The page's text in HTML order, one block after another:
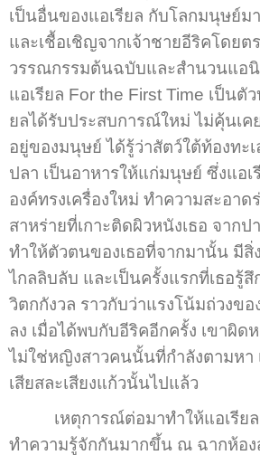
เป็นอื่นของแอเรียล กับโลกมนุษย์ม
และเชื้อเชิญจากเจ้าชายอีริคโดยต
วรรณกรรมต้นฉบับและสำนวนแอนิ
แอเรียล For the First Time เป็นตั
ยลได้รับประสบการณ์ใหม่ ไม่คุ้นเค
อยู่ของมนุษย์ ได้รู้ว่าสัตว์ใต้ท้องทะเ
ปลา เป็นอาหารให้แก่มนุษย์ ซึ่งแอเ
องค์ทรงเครื่องใหม่ ทำความสะอาด
สาหร่ายที่เกาะติดผิวหนังเธอ จากป
ทำให้ตัวตนของเธอที่จากมานั้น มีสิ่
ไกลลิบลับ และเป็นครั้งแรกที่เธอรู้
วิตกกังวล ราวกับว่าแรงโน้มถ่วงขอ
ลง เมื่อได้พบกับอีริคอีกครั้ง เขาผิด
ไม่ใช่หญิงสาวคนนั้นที่กำลังตามหา
เสียสละเสียงแก้วนั้นไปแล้ว
เหตุการณ์ต่อมาทำให้แอเรียล
ทำความรู้จักกันมากขึ้น ณ ฉากห้อง